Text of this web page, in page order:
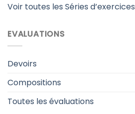
Voir toutes les Séries d’exercices
EVALUATIONS
Devoirs
Compositions
Toutes les évaluations